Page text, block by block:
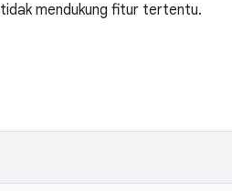
mendukung fitur tertentu.